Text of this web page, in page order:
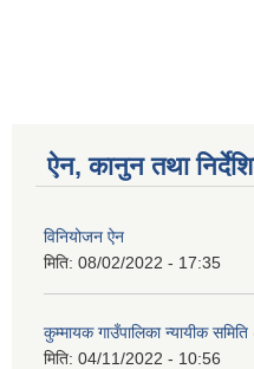
ऐन, कानुन तथा
विनियोजन ऐन
मिति: 08/02/2022 - 17:35
कुम्मायक गाउँपालिका न्यायीक
मिति: 04/11/2022 - 10:56